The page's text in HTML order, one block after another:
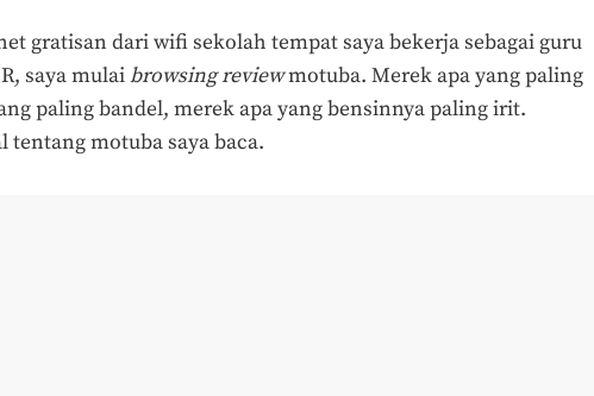
gratisan dari wifi sekolah tempat saya bekerja sebagai guru
saya mulaibrowsingreviewmotuba. Merek apa yang paling
paling bandel, merek apa yang bensinnya paling irit.
tentang motuba saya baca.